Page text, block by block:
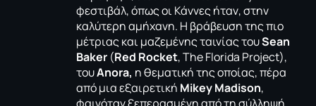
φεστιβάλ, όπως οι Κάννες ήταν, στην
καλύτερη αμήχανη. Η βράβευση της πιο
μέτριας και μαζεμένης ταινίας τουSean
Baker (Red Rocket, The Florida Project),
τουΑnora, η θεματική της οποίας, πέρα
από μια εξαιρετική Mikey Madison,